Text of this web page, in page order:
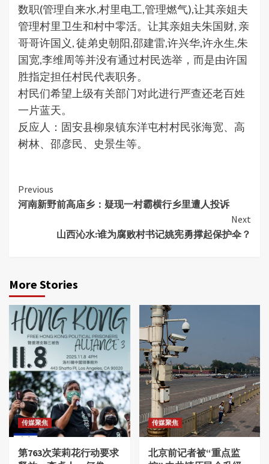
数职(管理自来水,村里电工,管理燃气),让其亲姐夫
管理村里卫生和村中零活。让其亲姐夫朱国财, 亲
哥哥许国义, 徒弟史朝阳,邵建雷,许兴华,许永生,朱
国宽,李维周等并没有通过村民选举，而是由许国
胜指定担任村民代表职务。
村民们希望上级有关部门对此进行严查还老百姓
一片蓝天。
反应人：固安县柳泉镇东洋屯村村民张海宽、高
树林、邵彦民、史景生等。
Continue
Reading
Previous
河南新野前高庙乡：疑现一村霸横行乡里遭人投诉
Next
山西沁水:谁为腐败村书记姚宪勇撑起保护伞？
More Stories
传媒聚焦
第763次茉莉花行动要求
传媒聚焦
北京前记者被“重点监